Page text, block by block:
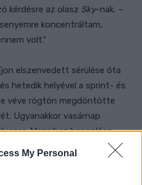
My Personal
kérdésre az olasz Sky-nak. –
koncentráltam,
volt.”
elszenvedett sérülése óta
hetedik helyével a sprint- és
véve rögtön megdöntötte
Ugyanakkor vasárnap
Marinihez hasonlóan
körös büntetését, amelyet a
balesetért kapott.